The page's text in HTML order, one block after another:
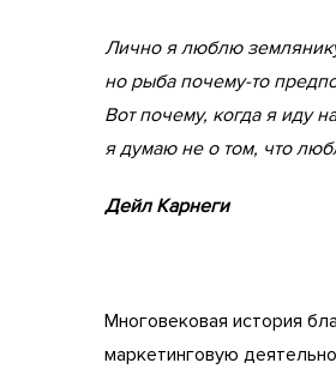
Лично я люблю
но рыба почему-то
Вот почему, когда я иду
я думаю не о том, что
Дейл Карнеги
Многовековая история
маркетинговую